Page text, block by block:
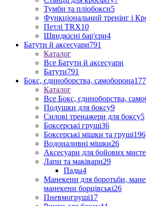
Тумби та пліобокси5
Функціональний тренінг і
Петлі TRX10
Швидкісні бар'єри4
Батути й аксесуари791
Каталог
Все Батути й аксесуари
Батути791
Бокс, єдиноборства, самоборона
Каталог
Все Бокс, єдиноборства,
Подушки для боксу9
Силові тренажери для боксу5
Боксерські груші36
Боксерські мішки та груші196
Водоналивні мішки26
Аксесуари для бойових
Лапи та маківари29
Пады4
Манекени для боротьби,
манекени борцівські26
Пневмогруші17